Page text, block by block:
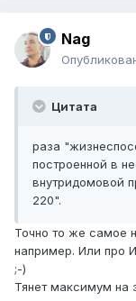
Nag
Цитата
раза
построенной в
внутридомовой
220".
Точно то же самое
например. Или про
;-)
Тянет максимум на